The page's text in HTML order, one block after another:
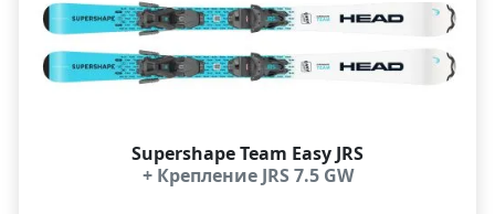
Supershape Team Easy JRS
+ Крепление JRS 7.5 GW